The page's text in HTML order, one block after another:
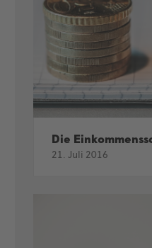
Die
21. Juli 2016